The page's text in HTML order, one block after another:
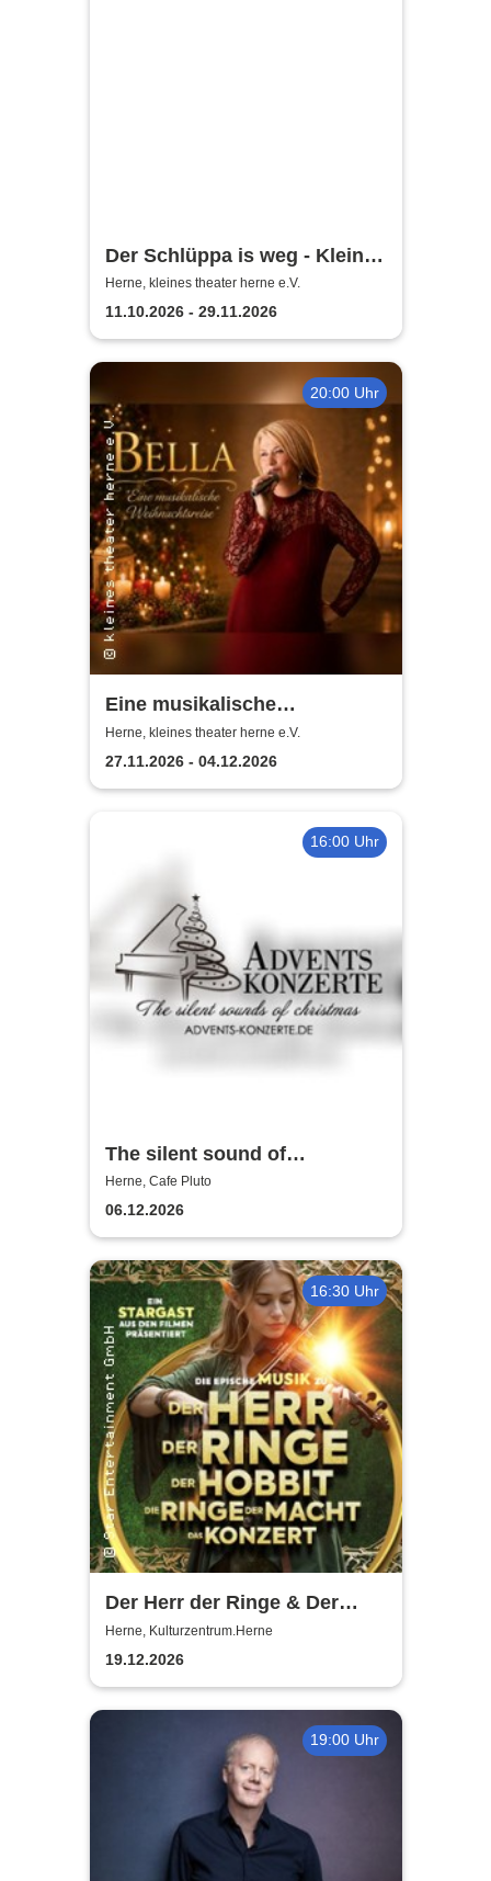
Der Schlüppa is weg - Kleines
Theater Herne
Herne, kleines theater herne e.V.
11.10.2026 - 29.11.2026
20:00 Uhr
Eine musikalische
Weihnachtsreise - Bella |
Kleines Theater Herne
Herne, kleines theater herne e.V.
27.11.2026 - 04.12.2026
16:00 Uhr
The silent sound of
Christmas 2026
Herne, Cafe Pluto
06.12.2026
16:30 Uhr
Der Herr der Ringe & Der
Hobbit
Herne, Kulturzentrum.Herne
19.12.2026
19:00 Uhr